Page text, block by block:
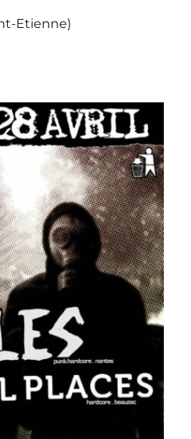
Etienne)